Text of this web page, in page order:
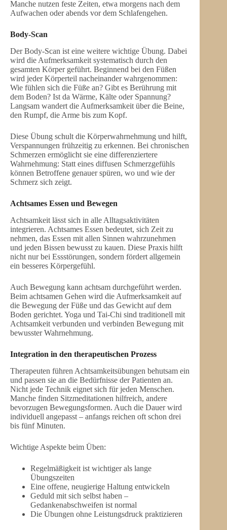
Manche nutzen feste Zeiten, etwa morgens nach dem
Aufwachen oder abends vor dem Schlafengehen.
Body-Scan
Der Body-Scan ist eine weitere wichtige Übung. Dabei
wird die Aufmerksamkeit systematisch durch den
gesamten Körper geführt. Beginnend bei den Füßen
wird jeder Körperteil nacheinander wahrgenommen:
Wie fühlen sich die Füße an? Gibt es Berührung mit
dem Boden? Ist da Wärme, Kälte oder Spannung?
Langsam wandert die Aufmerksamkeit über die Beine,
den Rumpf, die Arme bis zum Kopf.
Diese Übung schult die Körperwahrnehmung und hilft,
Verspannungen frühzeitig zu erkennen. Bei chronischen
Schmerzen ermöglicht sie eine differenziertere
Wahrnehmung: Statt eines diffusen Schmerzgefühls
können Betroffene genauer spüren, wo und wie der
Schmerz sich zeigt.
Achtsames Essen und Bewegen
Achtsamkeit lässt sich in alle Alltagsaktivitäten
integrieren. Achtsames Essen bedeutet, sich Zeit zu
nehmen, das Essen mit allen Sinnen wahrzunehmen
und jeden Bissen bewusst zu kauen. Diese Praxis hilft
nicht nur bei Essstörungen, sondern fördert allgemein
ein besseres Körpergefühl.
Auch Bewegung kann achtsam durchgeführt werden.
Beim achtsamen Gehen wird die Aufmerksamkeit auf
die Bewegung der Füße und das Gewicht auf dem
Boden gerichtet. Yoga und Tai-Chi sind traditionell mit
Achtsamkeit verbunden und verbinden Bewegung mit
bewusster Wahrnehmung.
Integration in den therapeutischen Prozess
Therapeuten führen Achtsamkeitsübungen behutsam ein
und passen sie an die Bedürfnisse der Patienten an.
Nicht jede Technik eignet sich für jeden Menschen.
Manche finden Sitzmeditationen hilfreich, andere
bevorzugen Bewegungsformen. Auch die Dauer wird
individuell angepasst – anfangs reichen oft schon drei
bis fünf Minuten.
Wichtige Aspekte beim Üben:
Regelmäßigkeit ist wichtiger als lange
Übungszeiten
Eine offene, neugierige Haltung entwickeln
Geduld mit sich selbst haben –
Gedankenabschweifen ist normal
Die Übungen ohne Leistungsdruck praktizieren